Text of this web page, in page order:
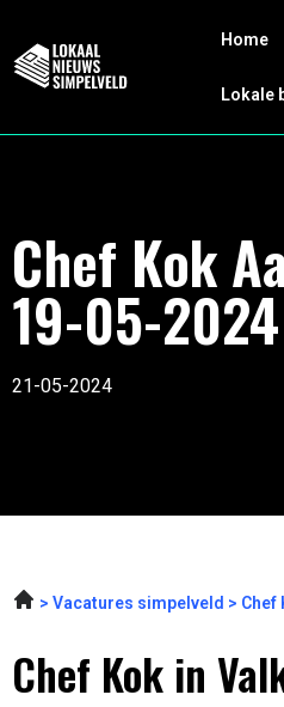
Home
Lokale
Chef Kok
19-05-2024
21-05-2024
Vacatures simpelveld Chef
Chef Kok in